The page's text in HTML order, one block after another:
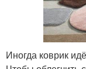
Иногда коврик